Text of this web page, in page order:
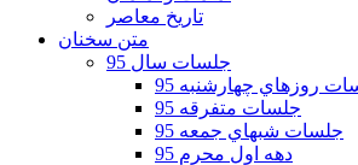
تاریخ معاصر
متن سخنان
جلسات سال 95
روزهاي چهارشنبه 95
جلسات متفرقه 95
جلسات شبهاي جمعه 95
دهه اول محرم 95